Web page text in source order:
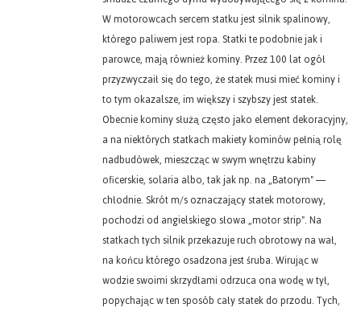
W motorowcach sercem statku jest silnik spalinowy,
którego paliwem jest ropa. Statki te podobnie jak i
parowce, mają również kominy. Przez 100 lat ogół
przyzwyczaił się do tego, że statek musi mieć kominy i
to tym okazalsze, im większy i szybszy jest statek.
Obecnie kominy służą często jako element dekoracyjny,
a na niektórych statkach makiety kominów pełnią rolę
nadbudówek, mieszcząc w swym wnętrzu kabiny
oficerskie, solaria albo, tak jak np. na „Batorym" —
chłodnie. Skrót m/s oznaczający statek motorowy,
pochodzi od angielskiego słowa „motor strip". Na
statkach tych silnik przekazuje ruch obrotowy na wał,
na końcu którego osadzona jest śruba. Wirując w
wodzie swoimi skrzydłami odrzuca ona wodę w tył,
popychając w ten sposób cały statek do przodu. Tych,